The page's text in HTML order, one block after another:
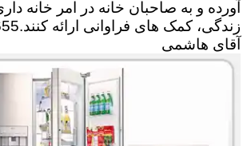
آورده و به صاحبان خانه در امر خانه
زندگی،
آقای هاشمی